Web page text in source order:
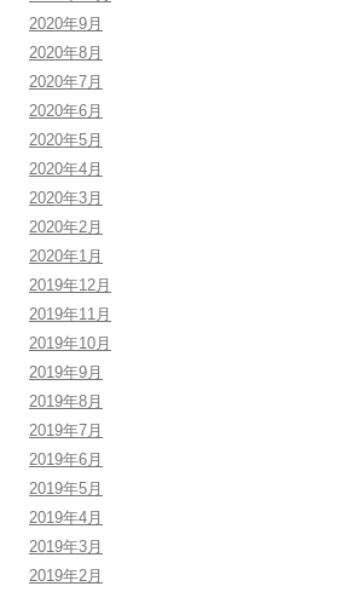
2020年9月
2020年8月
2020年7月
2020年6月
2020年5月
2020年4月
2020年3月
2020年2月
2020年1月
2019年12月
2019年11月
2019年10月
2019年9月
2019年8月
2019年7月
2019年6月
2019年5月
2019年4月
2019年3月
2019年2月